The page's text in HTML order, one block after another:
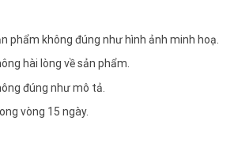
phẩm không đúng như hình ảnh minh hoạ.
hài lòng về sản phẩm.
đúng như mô tả.
vòng 15 ngày.